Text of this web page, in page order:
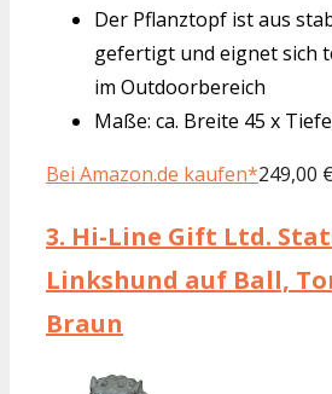
Der Pflanztopf ist aus
gefertigt und eignet sich
im Outdoorbereich
Maße: ca. Breite 45 x
Bei Amazon.de kaufen*249,00
3. Hi-Line Gift Ltd.
Linkshund auf Ball,
Braun